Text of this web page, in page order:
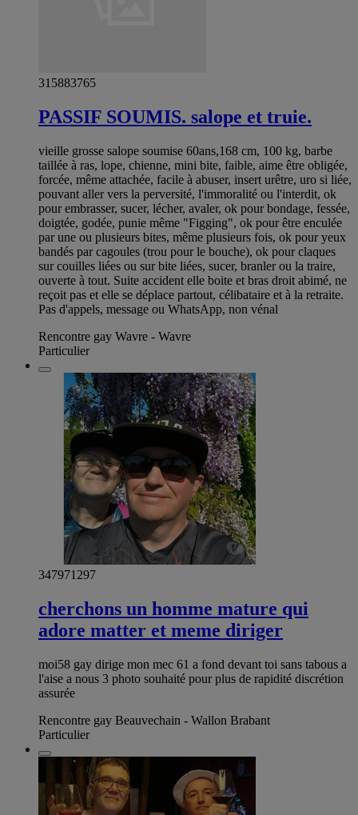
315883765
PASSIF SOUMIS. salope et truie.
vieille grosse salope soumise 60ans,168 cm, 100 kg, barbe
taillée à ras, lope, chienne, mini bite, faible, aime être obligée,
forcée, même attachée, facile à abuser, insert urêtre, uro si liée,
pouvant aller vers la perversité, l'immoralité ou l'interdit, ok
pour embrasser, sucer, lécher, avaler, ok pour bondage, fessée,
doigtée, godée, punie même "Figging", ok pour être enculée
par une ou plusieurs bites, même plusieurs fois, ok pour yeux
bandés par cagoules (trou pour le bouche), ok pour claques
sur couilles liées ou sur bite liées, sucer, branler ou la traire,
ouverte à tout. Suite accident elle boite et bras droit abimé, ne
reçoit pas et elle se déplace partout, célibataire et à la retraite.
Pas d'appels, message ou WhatsApp, non vénal
Rencontre gay Wavre - Wavre
Particulier
347971297
cherchons un homme mature qui
adore matter et meme diriger
moi58 gay dirige mon mec 61 a fond devant toi sans tabous a
l'aise a nous 3 photo souhaité pour plus de rapidité discrétion
assurée
Rencontre gay Beauvechain - Wallon Brabant
Particulier